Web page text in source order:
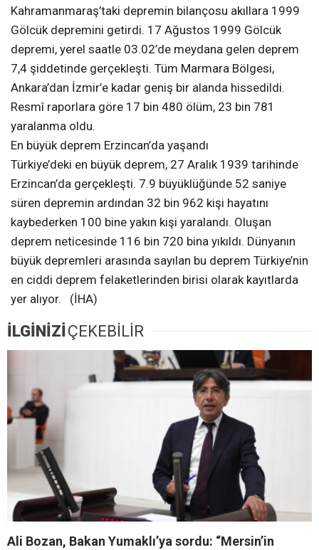
Kahramanmaraş’taki depremin bilançosu akıllara 1999
Gölcük depremini getirdi. 17 Ağustos 1999 Gölcük
depremi, yerel saatle 03.02’de meydana gelen deprem
7,4 şiddetinde gerçekleşti. Tüm Marmara Bölgesi,
Ankara’dan İzmir’e kadar geniş bir alanda hissedildi.
Resmî raporlara göre 17 bin 480 ölüm, 23 bin 781
yaralanma oldu.
En büyük deprem Erzincan’da yaşandı
Türkiye’deki en büyük deprem, 27 Aralık 1939 tarihinde
Erzincan’da gerçekleşti. 7.9 büyüklüğünde 52 saniye
süren depremin ardından 32 bin 962 kişi hayatını
kaybederken 100 bine yakın kişi yaralandı. Oluşan
deprem neticesinde 116 bin 720 bina yıkıldı. Dünyanın
büyük depremleri arasında sayılan bu deprem Türkiye’nin
en ciddi deprem felaketlerinden birisi olarak kayıtlarda
yer alıyor. (İHA)
İLGİNİZİÇEKEBİLİR
Ali Bozan, Bakan Yumaklı’ya sordu: “Mersin’in